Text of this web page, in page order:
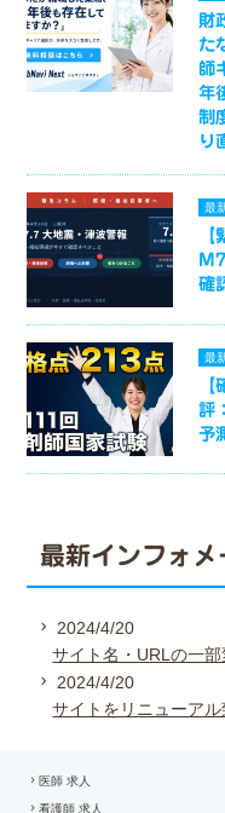
財
た
師
年
制
り
最
確
最
評
予
最新インフォメ
2024/4/20
サイト名・URLの一
2024/4/20
サイトをリニューアル
医師 求人
看護師 求人